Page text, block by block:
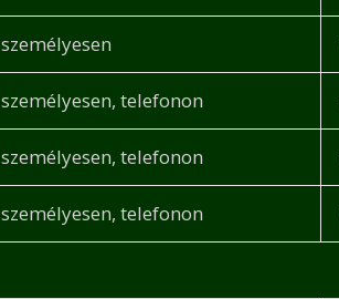
személyesen
személyesen, telefonon
személyesen, telefonon
személyesen, telefonon